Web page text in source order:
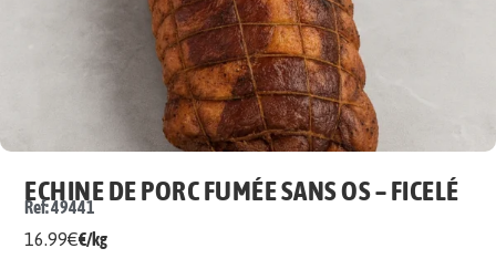
ECHINE DE PORC FUMÉE SANS OS – FICELÉ
Ref: 49441
16.99€€/kg